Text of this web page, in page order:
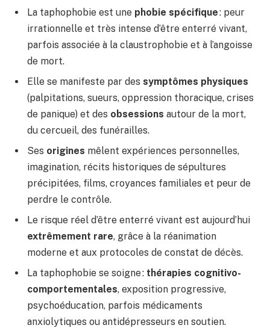
La taphophobie est une phobie spécifique: peur
irrationnelle et très intense d’être enterré vivant,
parfois associée à la claustrophobie et à l’angoisse
de mort.
Elle se manifeste par des symptômes physiques
(palpitations, sueurs, oppression thoracique, crises
de panique) et des obsessions autour de la mort,
du cercueil, des funérailles.
Ses origines mêlent expériences personnelles,
imagination, récits historiques de sépultures
précipitées, films, croyances familiales et peur de
perdre le contrôle.
Le risque réel d’être enterré vivant est aujourd’hui
extrêmement rare, grâce à la réanimation
moderne et aux protocoles de constat de décès.
La taphophobie se soigne : thérapies cognitivo-
comportementales, exposition progressive,
psychoéducation, parfois médicaments
anxiolytiques ou antidépresseurs en soutien.